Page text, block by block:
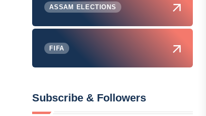
ASSAM ELECTIONS
FIFA
Subscribe & Followers